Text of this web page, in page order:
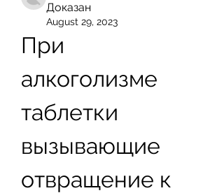
Доказан
August 29, 2023
При
алкоголизме
таблетки
вызывающие
отвращение к